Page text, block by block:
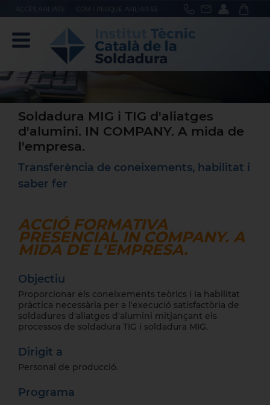
COM I PERQUÈ AFILIAR-SE
Soldadura MIG i TIG d'aliatges
d'alumini. IN COMPANY. A mida de
l'empresa.
Transferència de coneixements, habilitat i
saber fer
ACCIÓ FORMATIVA
PRESENCIAL IN COMPANY. A
MIDA DE L'EMPRESA.
Objectiu
Proporcionar els coneixements teòrics i la habilitat
pràctica necessària per a l'execució satisfactòria de
soldadures d'aliatges d'alumini mitjançant els
processos de soldadura TIG i soldadura MIG.
Dirigit a
Personal de producció.
Programa